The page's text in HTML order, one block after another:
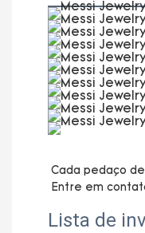
Cada pedaço
Lista de